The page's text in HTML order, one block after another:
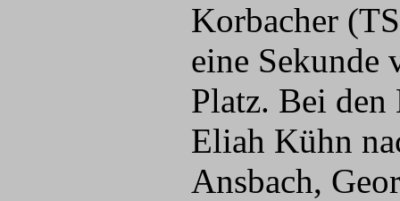
Korbacher
eine Sekunde
Platz. Bei
Eliah Kühn
Ansbach,